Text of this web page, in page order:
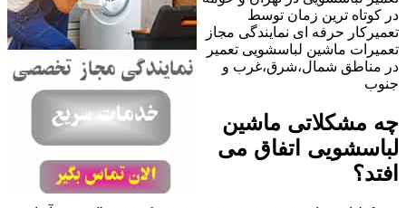
در کوتاه ترین زمان توسط
تعمیرکار حرفه ای نمایندگی مجاز
تعمیرات ماشین لباسشویی تعمیر
در مناطق شمال،شرق،غرب و
جنوب
چه مشکلاتی ماشین
لباسشویی اتفاق می
افتد؟